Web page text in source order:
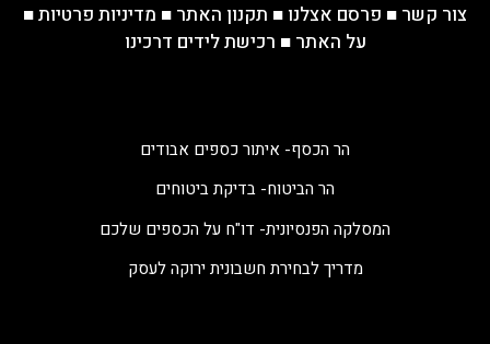
צור קשר ■ פרסם אצלנו ■ תקנון האתר ■ מדיניות פרטיות■
על האתר ■ רכישת לידים דרכינו
הר הכסף- איתור כספים אבודים
הר הביטוח- בדיקת ביטוחים
המסלקה הפנסיונית- דו"ח על הכספים שלכם
מדריך לבחירת חשבונית ירוקה לעסק